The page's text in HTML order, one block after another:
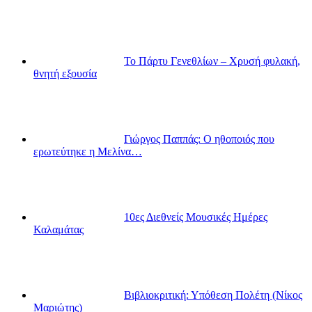
Το Πάρτυ Γενεθλίων – Χρυσή φυλακή,
θνητή εξουσία
Γιώργος Παππάς: Ο ηθοποιός που
ερωτεύτηκε η Μελίνα…
10ες Διεθνείς Μουσικές Ημέρες
Καλαμάτας
Βιβλιοκριτική: Υπόθεση Πολέτη (Νίκος
Μαριώτης)